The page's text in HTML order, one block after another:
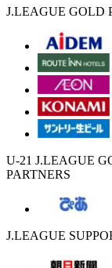
J.LEAGUE GOLD
U-21 J.LEAGUE
PARTNERS
J.LEAGUE